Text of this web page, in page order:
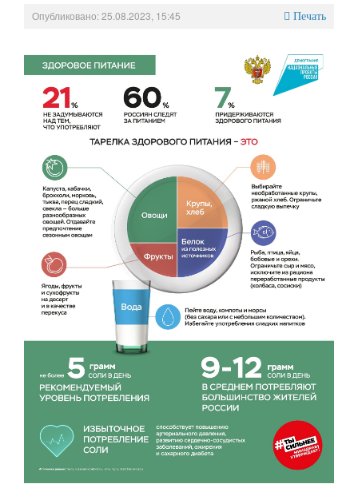
Опубликовано: 25.08.2023, 15:45 Печать